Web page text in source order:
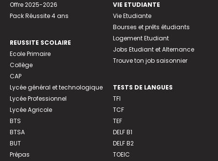
Offre 2025-2026
Pack Réussite 4 ans
REUSSITE SCOLAIRE
Ecole Primaire
Collège
CAP
Lycée général et technologique
Lycée Professionnel
Lycée Agricole
BTS
BTSA
BUT
Prépas
VIE ETUDIANTE
Vie Etudiante
Bourses et prêts étudiants
Logement Etudiant
Jobs Etudiant et Alternance
Trouve ton job saisonnier
TESTS DE LANGUES
TFI
TCF
TEF
DELF B1
DELF B2
TOEIC